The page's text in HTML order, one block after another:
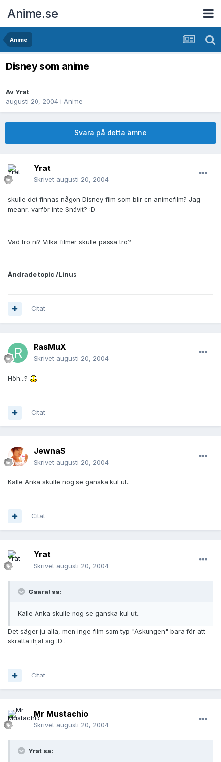
Anime.se
Anime
Disney som anime
AvYrat
augusti 20, 2004 i Anime
Svara på detta ämne
Yrat
Skrivet augusti 20, 2004
skulle det finnas någon Disney film som blir en animefilm? Jag
meanr, varför inte Snövit? :D
Vad tro ni? Vilka filmer skulle passa tro?
Ändrade topic /Linus
Citat
RasMuX
Skrivet augusti 20, 2004
Höh...?
Citat
JewnaS
Skrivet augusti 20, 2004
Kalle Anka skulle nog se ganska kul ut..
Citat
Yrat
Skrivet augusti 20, 2004
Gaara! sa:
Kalle Anka skulle nog se ganska kul ut..
Det säger ju alla, men inge film som typ "Askungen" bara för att
skratta ihjäl sig :D .
Citat
Mr Mustachio
Skrivet augusti 20, 2004
Yrat sa: